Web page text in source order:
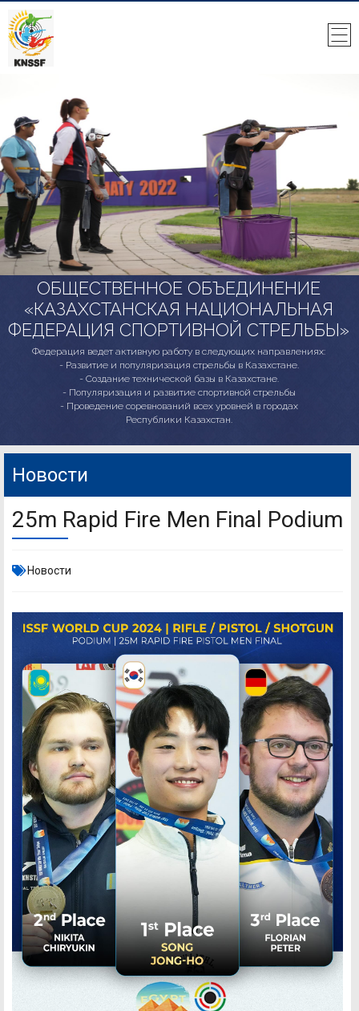
ОБЩЕСТВЕННОЕ ОБЪЕДИНЕНИЕ
«КАЗАХСТАНСКАЯ НАЦИОНАЛЬНАЯ
ФЕДЕРАЦИЯ СПОРТИВНОЙ СТРЕЛЬБЫ»
Федерация ведет активную работу в следующих направлениях:
- Развитие и популяризация стрельбы в Казахстане.
- Создание технической базы в Казахстане.
- Популяризация и развитие спортивной стрельбы
- Проведение соревнований всех уровней в городах
Республики Казахстан.
Новости
25m Rapid Fire Men Final Podium
Новости